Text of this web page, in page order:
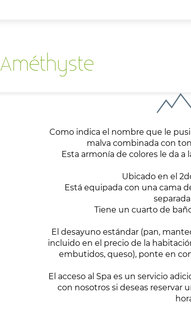
Améthyste
Como indica el nombre que le
malva combinada con
Esta armonía de colores le da
Ubicado en el
Está equipada con una cama
Tiene un cuarto de
El desayuno estándar (pan,
incluido en el precio de la
embutidos, queso), ponte en
El acceso al Spa es un servicio
con nosotros si deseas reservar